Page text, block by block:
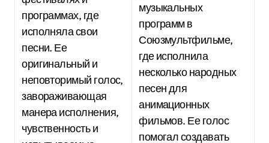
программах, где
исполняла свои
песни. Ее
оригинальный и
неповторимый голос,
завораживающая
манера исполнения,
чувственность и
музыкальных
программ в
Союзмультфильме,
где исполнила
несколько народных
песен для
анимационных
фильмов. Ее голос
помогал создавать